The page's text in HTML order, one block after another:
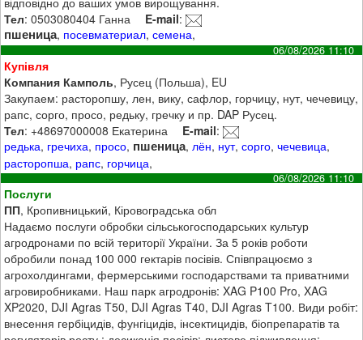
Тел: 0503080404 Ганна E-mail:
пшеница, посевматериал,семена,
06/08/2026 11:10
Купівля
Компания Камполь, Русец (Польша), EU
Закупаем: расторопшу, лен, вику, сафлор, горчицу, нут, чечевицу,
рапс, сорго, просо, редьку, гречку и пр. DAP Русец.
Тел: +48697000008 Екатерина E-mail:
редька, гречиха, просо, пшеница,лён, нут,сорго,чечевица,
расторопша, рапс, горчица,
06/08/2026 11:10
Послуги
ПП, Кропивницький, Кіровоградська обл
Надаємо послуги обробки сільськогосподарських культур
агродронами по всій території України. За 5 років роботи
обробили понад 100 000 гектарів посівів. Співпрацюємо з
агрохолдингами, фермерськими господарствами та приватними
агровиробниками. Наш парк агродронів: XAG P100 Pro, XAG
XP2020, DJI Agras T50, DJI Agras T40, DJI Agras T100. Види робіт:
внесення гербіцидів, фунгіцидів, інсектицидів, біопрепаратів та